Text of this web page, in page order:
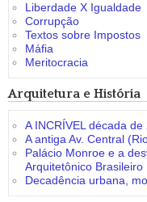
Liberdade X Igualdade
Corrupção
Textos sobre Impostos
Máfia
Meritocracia
Arquitetura e História
A INCRÍVEL década de
A antiga Av. Central
Palácio Monroe e a
Arquitetônico Brasileiro
Decadência urbana,